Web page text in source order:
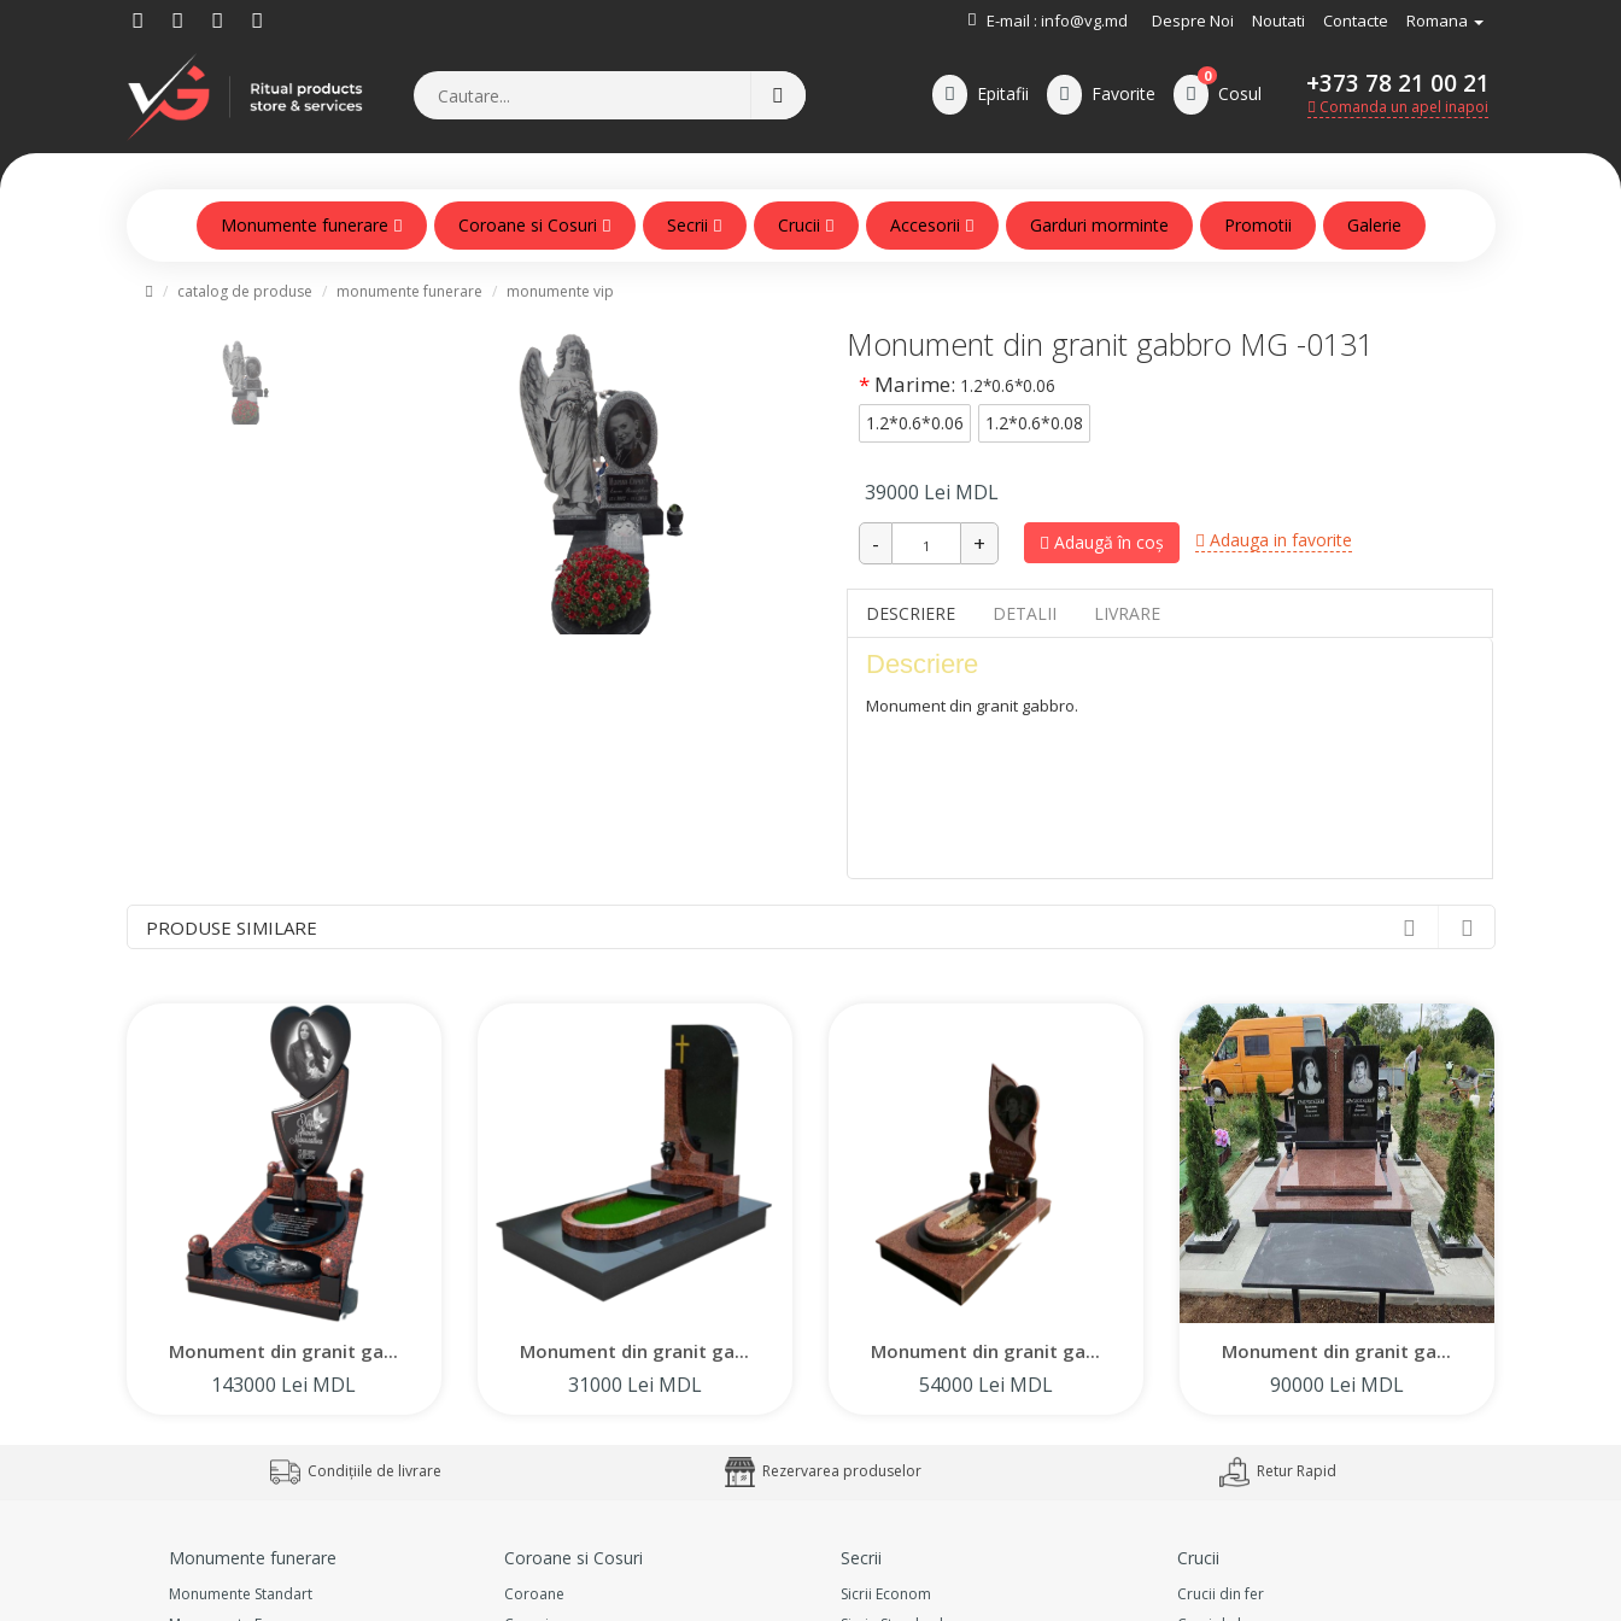
E-mail : info@vg.md Despre Noi Noutati Contacte Romana
Epitafii Favorite Cosul
0 +373 78 21 00 21
Comanda un apel inapoi
Monumente funerare Coroane si Cosuri Secrii Crucii Accesorii Garduri morminte Promotii Galerie
catalog de produse monumente funerare monumente vip
Monument din granit gabbro MG -0131
*Marime: 1.2*0.6*0.06
1.2*0.6*0.06
1.2*0.6*0.08
39000 Lei MDL
Adaugă în coș Adauga in favorite
DESCRIERE DETALII LIVRARE
Descriere
Monument din granit gabbro.
PRODUSE SIMILARE
Monument din granit ga...
143000 Lei MDL
Monument din granit ga...
31000 Lei MDL
Monument din granit ga...
54000 Lei MDL
Monument din granit ga...
90000 Lei MDL
Condițiile de livrare Rezervarea produselor Retur Rapid
Monumente funerare
Monumente Standart
Coroane si Cosuri
Coroane
Secrii
Sicrii Econom
Crucii
Crucii din fer